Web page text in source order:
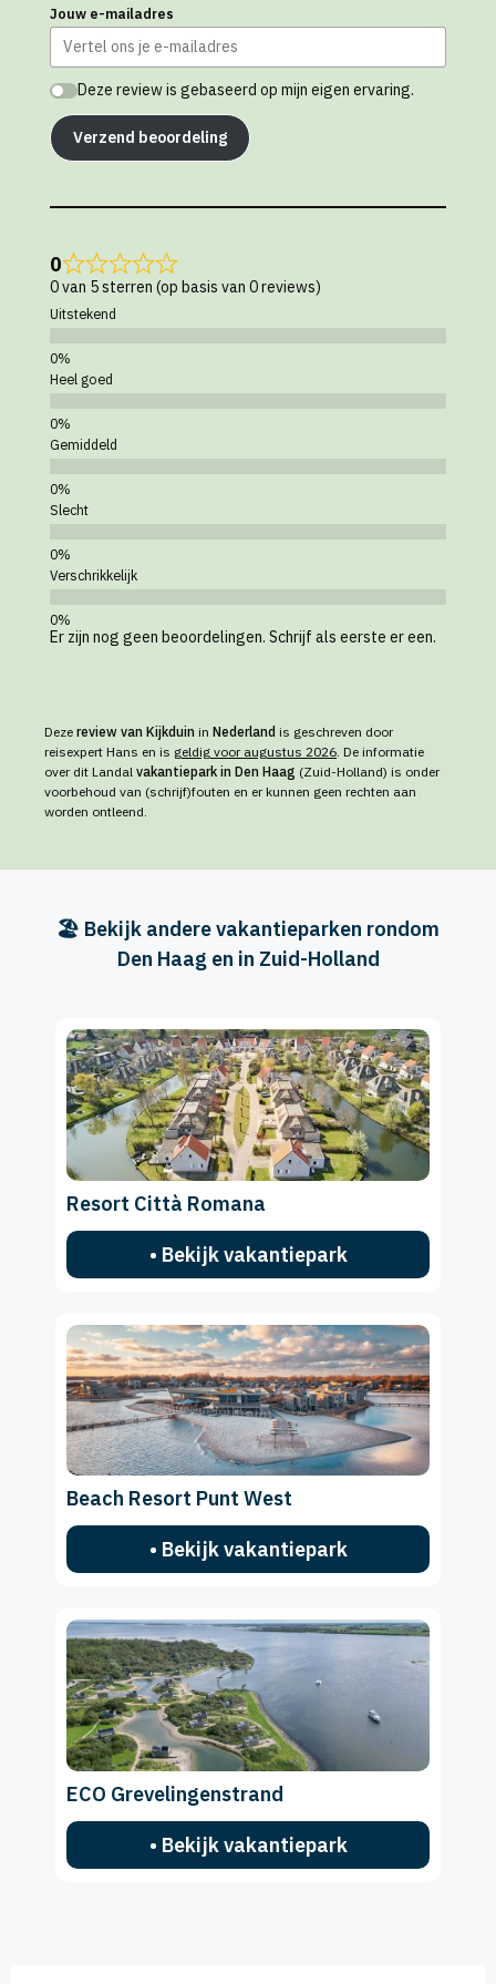
Jouw e-mailadres
Deze review is gebaseerd op mijn eigen ervaring.
Verzend beoordeling
0
0 van 5 sterren (op basis van 0 reviews)
Uitstekend
Heel goed
Gemiddeld
Slecht
Verschrikkelijk
Er zijn nog geen beoordelingen. Schrijf als eerste er een.
Deze review van Kijkduin in Nederland is geschreven door
reisexpert Hans en is geldig voor augustus 2026 . De informatie
over dit Landal vakantiepark in Den Haag (Zuid-Holland) is onder
voorbehoud van (schrijf)fouten en er kunnen geen rechten aan
worden ontleend.
🏖️ Bekijk andere vakantieparken rondom
Den Haag en in Zuid-Holland
Resort Città Romana
• Bekijk vakantiepark
Beach Resort Punt West
• Bekijk vakantiepark
ECO Grevelingenstrand
• Bekijk vakantiepark